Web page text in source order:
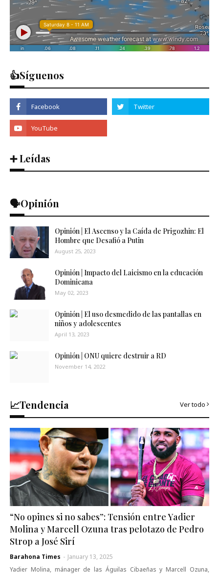
👍Síguenos
➕ Leídas
🗣️Opinión
Opinión | El Ascenso y la Caída de Prigozhin: El
Hombre que Desafió a Putin
August 25, 2023
Opinión | Impacto del Laicismo en la educación
Dominicana
May 02, 2023
Opinión | El uso desmedido de las pantallas en
niños y adolescentes
April 13, 2023
Opinión | ONU quiere destruir a RD
November 14, 2022
📈Tendencia Ver todo
“No opines si no sabes”: Tensión entre Yadier
Molina y Marcell Ozuna tras pelotazo de Pedro
Strop a José Sirí
Barahona Times - January 13, 2025
Yadier Molina, mánager de las Águilas Cibaeñas y Marcell Ozuna,